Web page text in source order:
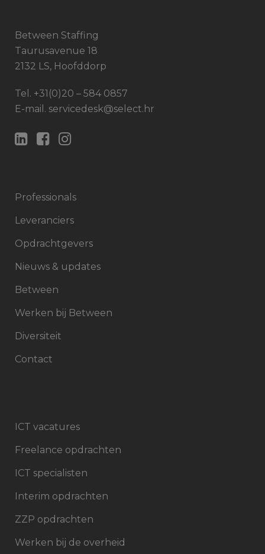
Between Staffing
Taurusavenue 18
2132 LS, Hoofddorp
Tel. +31(0)20 – 584 0857
E-mail. servicedesk@select.hr
Professionals
Leveranciers
Opdrachtgevers
Nieuws & updates
Between
Werken bij Between
Diversiteit
Contact
ICT vacatures
Freelance opdrachten
ICT specialisten
Interim opdrachten
ZZP opdrachten
Werken bij de overheid